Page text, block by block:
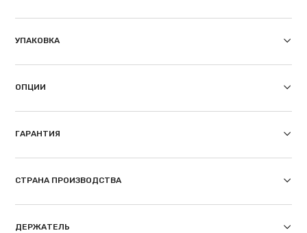
УПАКОВКА
ОПЦИИ
ГАРАНТИЯ
СТРАНА ПРОИЗВОДСТВА
ДЕРЖАТЕЛЬ